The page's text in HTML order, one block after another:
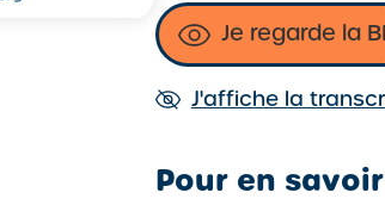
Je regarde la
J'affiche la
Pour en